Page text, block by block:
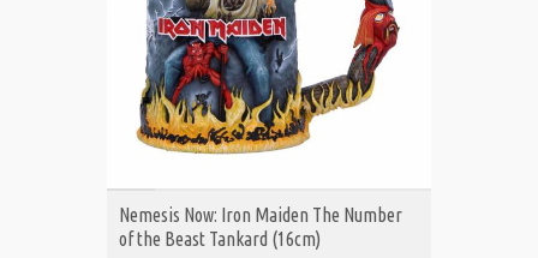
ΑΓΟΡΑ
Nemesis Now: Iron Maiden The Number
of the Beast Tankard (16cm)